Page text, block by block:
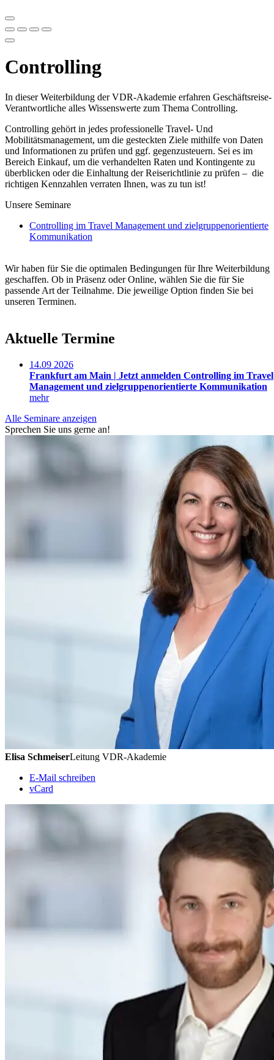
Controlling
In dieser Weiterbildung der VDR-Akademie erfahren Geschäftsreise-
Verantwortliche alles Wissenswerte zum Thema Controlling.
Controlling gehört in jedes professionelle Travel- Und
Mobilitätsmanagement, um die gesteckten Ziele mithilfe von Daten
und Informationen zu prüfen und ggf. gegenzusteuern. Sei es im
Bereich Einkauf, um die verhandelten Raten und Kontingente zu
überblicken oder die Einhaltung der Reiserichtlinie zu prüfen – die
richtigen Kennzahlen verraten Ihnen, was zu tun ist!
Unsere Seminare
Controlling im Travel Management und zielgruppenorientierte
Kommunikation
Wir haben für Sie die optimalen Bedingungen für Ihre Weiterbildung
geschaffen. Ob in Präsenz oder Online, wählen Sie die für Sie
passende Art der Teilnahme. Die jeweilige Option finden Sie bei
unseren Terminen.
Aktuelle Termine
14.09 2026
Frankfurt am Main | Jetzt anmelden Controlling im Travel
Management und zielgruppenorientierte Kommunikation
mehr
Alle Seminare anzeigen
Sprechen Sie uns gerne an!
Elisa SchmeiserLeitung VDR-Akademie
E-Mail schreiben
vCard